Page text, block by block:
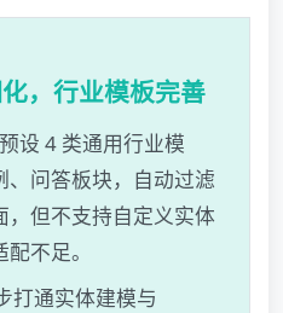
，行业模板完善
设 4 类通用行业模
问答板块，自动过滤
，但不支持自定义实体
不足。
打通实体建模与